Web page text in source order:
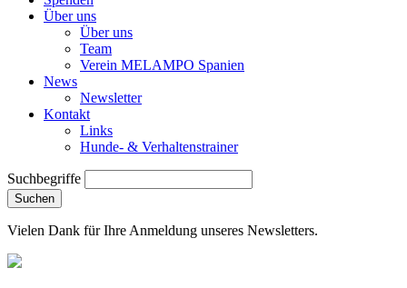
Über uns
Über uns
Team
Verein MELAMPO Spanien
News
Newsletter
Kontakt
Links
Hunde- & Verhaltenstrainer
Suchbegriffe
Suchen
Vielen Dank für Ihre Anmeldung unseres Newsletters.